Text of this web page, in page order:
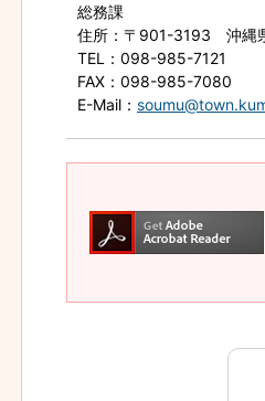
総務課
住所 ：〒901-3193 沖縄
TEL
：098-985-7121
FAX ：098-985-7080
E-Mail ：